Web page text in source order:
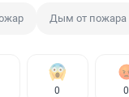
Дым от пожара
0 0